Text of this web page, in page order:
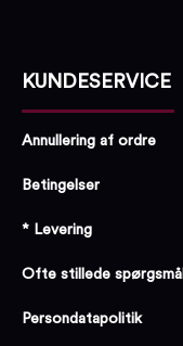
KUNDESERVICE
Annullering af ordre
Betingelser
* Levering
Ofte stillede spørgsmål
Persondatapolitik